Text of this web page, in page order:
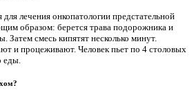
лечения онкопатологии предстательной
образом: берется трава подорожника и
Затем смесь кипятят несколько минут.
и процеживают. Человек пьет по 4 столовых
еды.